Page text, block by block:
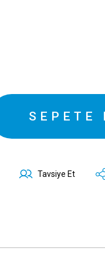
SEPETE
Tavsiye Et